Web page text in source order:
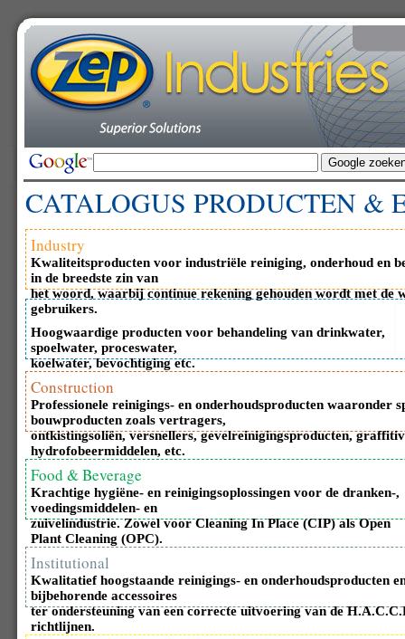
CATALOGUS PRODUCTEN &
Industry
Kwaliteitsproducten voor industriële reiniging, onderhoud en
in de breedste zin van
het woord, waarbij continue rekening gehouden wordt met de
gebruikers.
Hoogwaardige producten voor behandeling van drinkwater,
spoelwater, proceswater,
koelwater, bevochtiging etc.
Construction
Professionele reinigings- en onderhoudsproducten waaronder
bouwproducten zoals vertragers,
ontkistingsoliën, versnellers, gevelreinigingsproducten,
hydrofobeermiddelen, etc.
Food & Beverage
Krachtige hygiëne- en reinigingsoplossingen voor de dranken-,
voedingsmiddelen- en
zuivelindustrie. Zowel voor Cleaning In Place (CIP) als Open
Plant Cleaning (OPC).
Institutional
Kwalitatief hoogstaande reinigings- en onderhoudsproducten
bijbehorende accessoires
ter ondersteuning van een correcte uitvoering van de
richtlijnen.